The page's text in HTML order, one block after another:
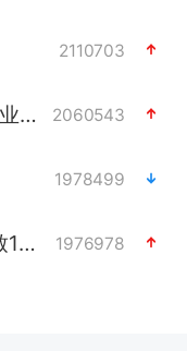
2110703
全球首个长时储能一体化产业园量产 2060543
1978499
四川宜宾市高县4.9级地震致1人死亡 1976978